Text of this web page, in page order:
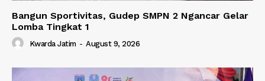
Bangun Sportivitas, Gudep SMPN 2 Ngancar Gelar
Lomba Tingkat 1
Kwarda Jatim - August 9, 2026